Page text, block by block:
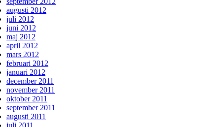
augusti 2012
juli 2012
juni 2012
maj 2012
april 2012
mars 2012
februari 2012
januari 2012
december 2011
november 2011
oktober 2011
september 2011
augusti 2011
juli 2011